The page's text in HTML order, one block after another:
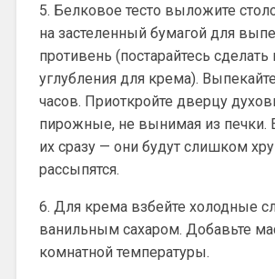
5. Белковое тесто выложите
на застеленный бумагой для
противень (постарайтесь
углубления для крема).
часов. Приоткройте дверцу
пирожные, не вынимая из печки.
их сразу — они будут слишком
рассыпятся.
6. Для крема взбейте холодные
ванильным сахаром. Добавьте
комнатной температуры.